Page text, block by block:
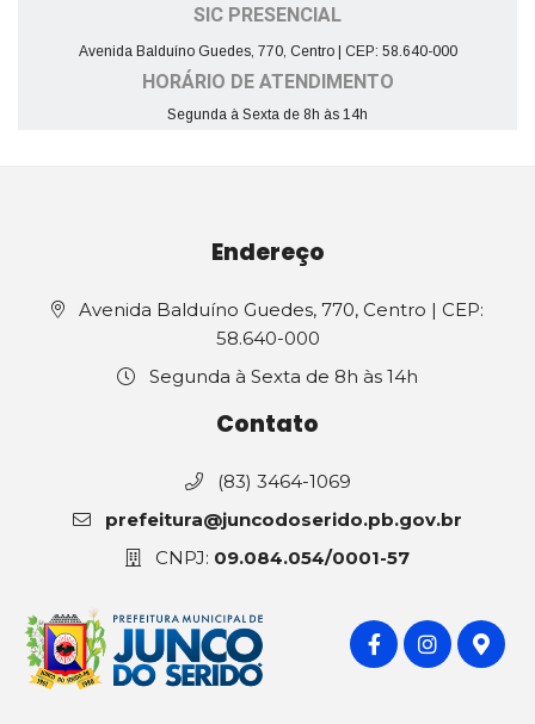
SIC PRESENCIAL
Avenida Balduíno Guedes, 770, Centro | CEP: 58.640-000
HORÁRIO DE ATENDIMENTO
Segunda à Sexta de 8h às 14h
Endereço
Avenida Balduíno Guedes, 770, Centro | CEP:
58.640-000
Segunda à Sexta de 8h às 14h
Contato
(83) 3464-1069
prefeitura@juncodoserido.pb.gov.br
CNPJ: 09.084.054/0001-57